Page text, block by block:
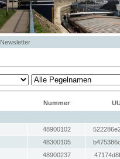
Newsletter
Nummer
48900102
48300105
48900237